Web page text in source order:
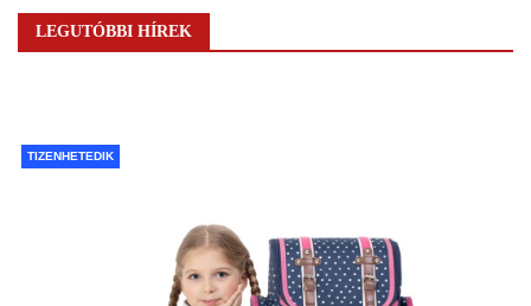
LEGUTÓBBI HÍREK
TIZENHETEDIK